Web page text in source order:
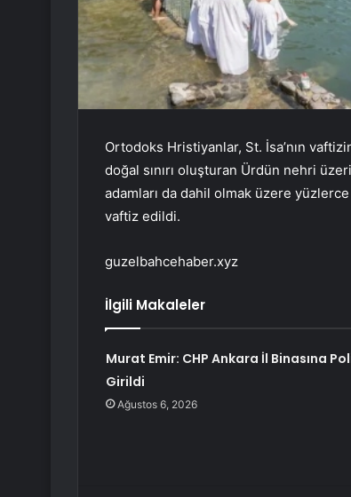
Ortodoks Hristiyanlar, St. İsa’nın
doğal sınırı oluşturan Ürdün nehri
adamları da dahil olmak üzere
vaftiz edildi.
guzelbahcehaber.xyz
İlgili Makaleler
Murat Emir: CHP Ankara İl Binasına
Girildi
Ağustos 6, 2026